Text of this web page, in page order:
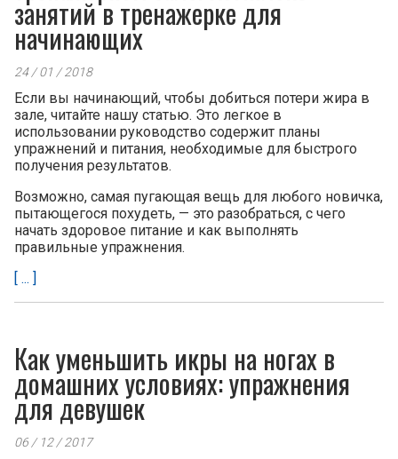
занятий в тренажерке для
начинающих
24 / 01 / 2018
Если вы начинающий, чтобы добиться потери жира в
зале, читайте нашу статью. Это легкое в
использовании руководство содержит планы
упражнений и питания, необходимые для быстрого
получения результатов.
Возможно, самая пугающая вещь для любого новичка,
пытающегося похудеть, — это разобраться, с чего
начать здоровое питание и как выполнять
правильные упражнения.
[ ... ]
Как уменьшить икры на ногах в
домашних условиях: упражнения
для девушек
06 / 12 / 2017